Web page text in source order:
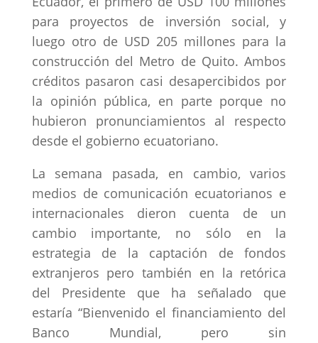
para proyectos de inversión social, y
luego otro de USD 205 millones para la
construcción del Metro de Quito. Ambos
créditos pasaron casi desapercibidos por
la opinión pública, en parte porque no
hubieron pronunciamientos al respecto
desde el gobierno ecuatoriano.
La semana pasada, en cambio, varios
medios de comunicación ecuatorianos e
internacionales dieron cuenta de un
cambio importante, no sólo en la
estrategia de la captación de fondos
extranjeros pero también en la retórica
del Presidente que ha señalado que
estaría “Bienvenido el financiamiento del
Banco Mundial, pero sin